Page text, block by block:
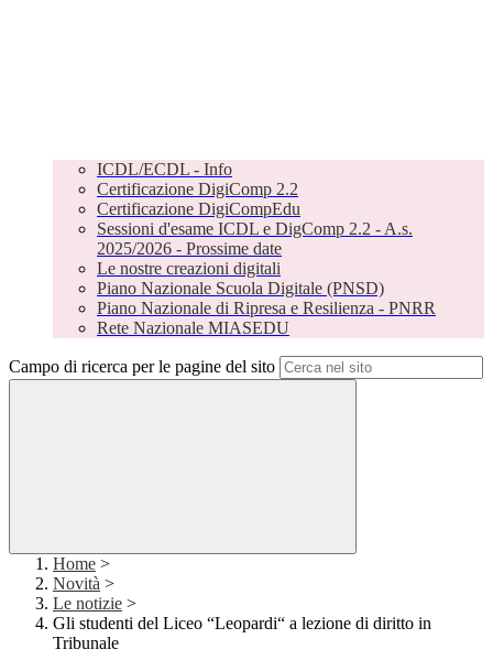
ICDL/ECDL - Info
Certificazione DigiComp 2.2
Certificazione DigiCompEdu
Sessioni d'esame ICDL e DigComp 2.2 - A.s.
2025/2026 - Prossime date
Le nostre creazioni digitali
Piano Nazionale Scuola Digitale (PNSD)
Piano Nazionale di Ripresa e Resilienza - PNRR
Rete Nazionale MIASEDU
Campo di ricerca per le pagine del sito
Home >
Novità >
Le notizie >
Gli studenti del Liceo “Leopardi“ a lezione di diritto in
Tribunale